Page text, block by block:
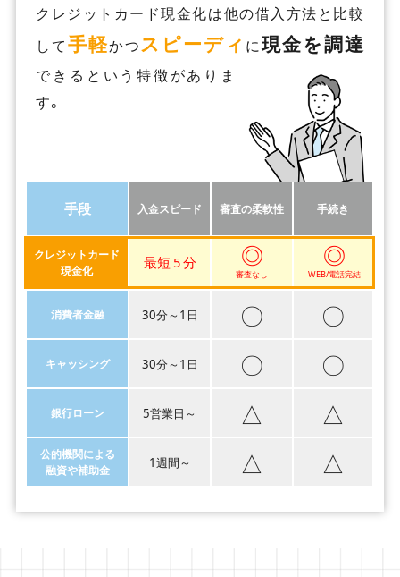
クレジットカード現金化は他の借入方法と比較
して手軽かつスピーディ に現金を調達
できるという特徴がありま
す。
手段 入金スピード 審査の柔軟性 手続き
クレジットカード
現金化
最短 5 分 ◎
審査なし
◎
WEB/電話完結
消費者金融 30分～1日 〇 〇
キャッシング 30分～1日 〇 〇
銀行ローン 5営業日～ △ △
公的機関による
融資や補助金
1週間～ △ △